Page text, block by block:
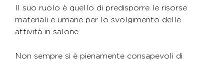
Il suo ruolo è quello di predisporre le risorse
materiali e umane per lo svolgimento delle
attività in salone.
Non sempre si è pienamente consapevoli di